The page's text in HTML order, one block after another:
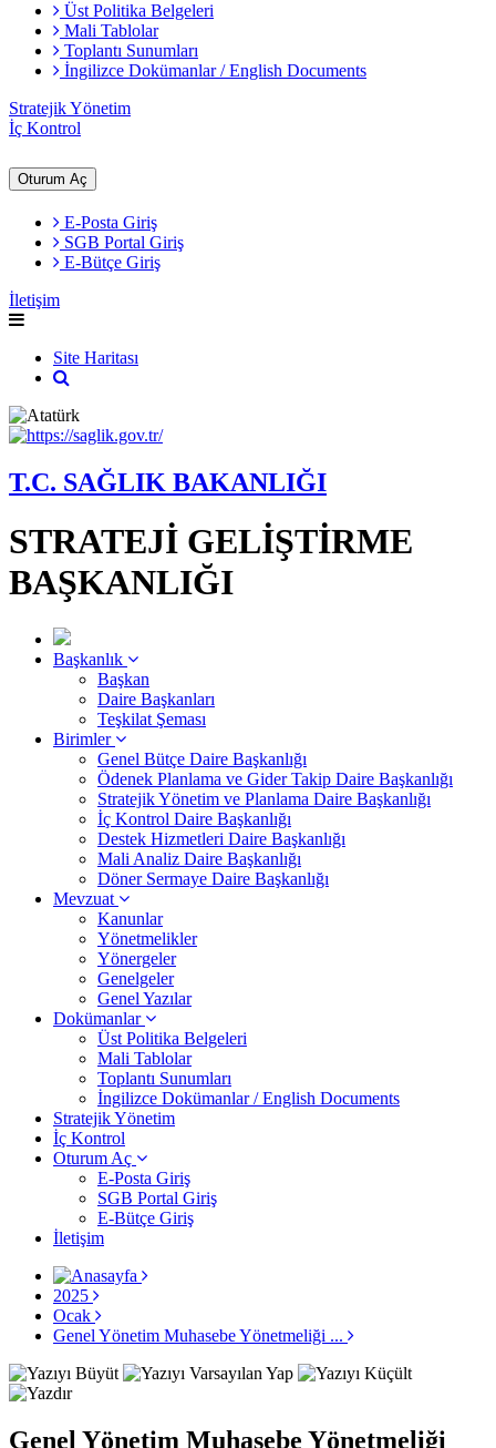
Üst Politika Belgeleri
Mali Tablolar
Toplantı Sunumları
İngilizce Dokümanlar / English Documents
Stratejik Yönetim
İç Kontrol
Oturum Aç
E-Posta Giriş
SGB Portal Giriş
E-Bütçe Giriş
İletişim
Site Haritası
T.C. SAĞLIK BAKANLIĞI
STRATEJİ GELİŞTİRME
BAŞKANLIĞI
Başkanlık
Başkan
Daire Başkanları
Teşkilat Şeması
Birimler
Genel Bütçe Daire Başkanlığı
Ödenek Planlama ve Gider Takip Daire Başkanlığı
Stratejik Yönetim ve Planlama Daire Başkanlığı
İç Kontrol Daire Başkanlığı
Destek Hizmetleri Daire Başkanlığı
Mali Analiz Daire Başkanlığı
Döner Sermaye Daire Başkanlığı
Mevzuat
Kanunlar
Yönetmelikler
Yönergeler
Genelgeler
Genel Yazılar
Dokümanlar
Üst Politika Belgeleri
Mali Tablolar
Toplantı Sunumları
İngilizce Dokümanlar / English Documents
Stratejik Yönetim
İç Kontrol
Oturum Aç
E-Posta Giriş
SGB Portal Giriş
E-Bütçe Giriş
İletişim
2025
Ocak
Genel Yönetim Muhasebe Yönetmeliği ...
Genel Yönetim Muhasebe Yönetmeliği